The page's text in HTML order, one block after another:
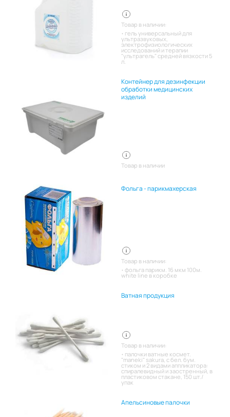
Товар в наличии:
гель универсальный для
ультразвуковых,
электрофизиологических
исследований и терапии
"ультрагель" средней вязкости 5
л.
Контейнер для дезинфекции
обработки медицинских
изделий
Товар в наличии
Фольга - парикмахерская
Товар в наличии:
фольга парикм. 16 мкм 100м.
white line в коробке
Ватная продукция
Товар в наличии:
палочки ватные космет.
"maneki" sakura, с бел. бум.
стиком и 2 видами аппликатора:
спиралевидный и заостренный, в
пластиковом стакане, 150 шт./
упак
Апельсиновые палочки